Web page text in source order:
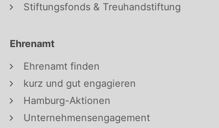
Stiftungsfonds & Treuhandstiftung
Ehrenamt
Ehrenamt finden
kurz und gut engagieren
Hamburg-Aktionen
Unternehmensengagement